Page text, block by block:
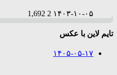
۱۴۰۳-۱۰-۰۵ 2
1,692
تایم لاین با عکس
۱۴۰۵-۰۵-۱۷